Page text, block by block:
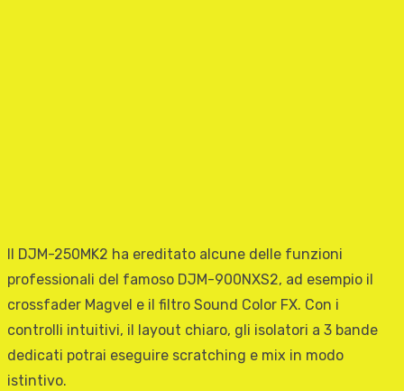
Il DJM-250MK2 ha ereditato alcune delle funzioni
professionali del famoso DJM-900NXS2, ad esempio il
crossfader Magvel e il filtro Sound Color FX. Con i
controlli intuitivi, il layout chiaro, gli isolatori a 3 bande
dedicati potrai eseguire scratching e mix in modo
istintivo.